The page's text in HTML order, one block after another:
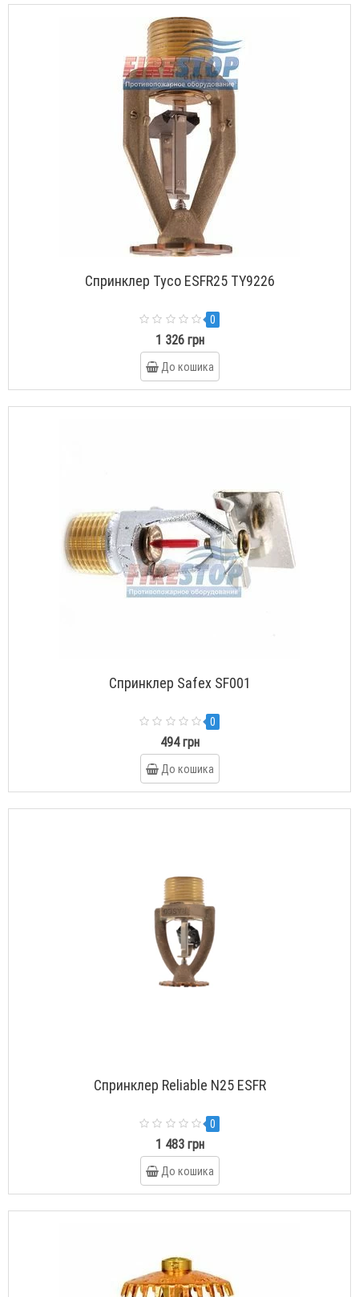
Спринклер Tyco ESFR25 TY9226
0
1 326 грн
До кошика
Спринклер Safex SF001
0
494 грн
До кошика
Спринклер Reliable N25 ESFR
0
1 483 грн
До кошика